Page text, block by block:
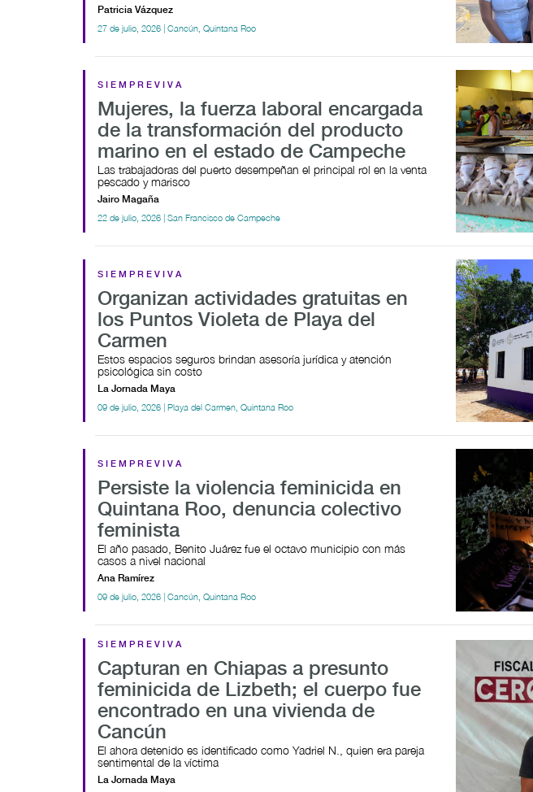
Patricia Vázquez
27 de julio, 2026 | Cancún, Quintana Roo
SIEMPREVIVA
Mujeres, la fuerza laboral encargada
de la transformación del producto
marino en el estado de Campeche
Las trabajadoras del puerto desempeñan el principal rol en la venta
pescado y marisco
Jairo Magaña
22 de julio, 2026 | San Francisco de Campeche
SIEMPREVIVA
Organizan actividades gratuitas en
los Puntos Violeta de Playa del
Carmen
Estos espacios seguros brindan asesoría jurídica y atención
psicológica sin costo
La Jornada Maya
09 de julio, 2026 | Playa del Carmen, Quintana Roo
SIEMPREVIVA
Persiste la violencia feminicida en
Quintana Roo, denuncia colectivo
feminista
El año pasado, Benito Juárez fue el octavo municipio con más
casos a nivel nacional
Ana Ramírez
09 de julio, 2026 | Cancún, Quintana Roo
SIEMPREVIVA
Capturan en Chiapas a presunto
feminicida de Lizbeth; el cuerpo fue
encontrado en una vivienda de
Cancún
El ahora detenido es identificado como Yadriel N., quien era pareja
sentimental de la víctima
La Jornada Maya